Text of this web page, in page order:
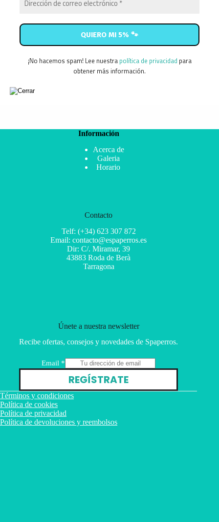
¡No hacemos spam! Lee nuestra política de privacidad para
obtener más información.
Información
Acerca de
Galeria
Horario
Contacto
Telf: (+34) 623 307 872
Email: contacto@espaperros.es
Dir: C/. Miramar, 39
43883 Roda de Berà
Tarragona
Únete a nuestra newsletter
Recibe ofertas, consejos y novedades de Spaperros.
m
i
l
Email *
REGÍSTRATE
Términos y condiciones
Política de cookies
Política de privacidad
Política de devoluciones y reembolsos